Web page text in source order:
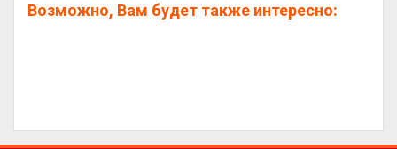
Возможно, Вам будет также интересно: